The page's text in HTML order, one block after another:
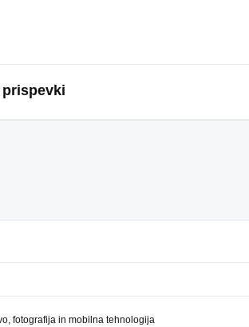
fotografija in mobilna tehnologija